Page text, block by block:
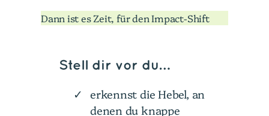
Dann ist es Zeit, für den Impact-Shift
Stell dir vor du…
erkennst die Hebel, an
denen du knappe